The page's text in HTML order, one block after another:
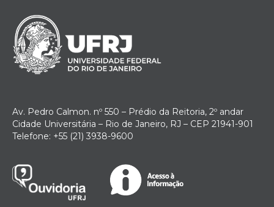
Av. Pedro Calmon. nº 550 – Prédio da Reitoria, 2º andar
Cidade Universitária – Rio de Janeiro, RJ – CEP 21941-901
Telefone: +55 (21) 3938-9600